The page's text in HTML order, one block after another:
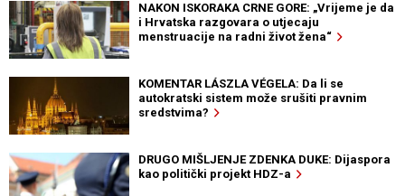
NAKON ISKORAKA CRNE GORE: „Vrijeme je da
i Hrvatska razgovara o utjecaju
menstruacije na radni život žena“
KOMENTAR LÁSZLA VÉGELA: Da li se
autokratski sistem može srušiti pravnim
sredstvima?
DRUGO MIŠLJENJE ZDENKA DUKE: Dijaspora
kao politički projekt HDZ-a